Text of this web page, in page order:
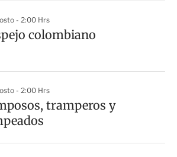
- 2:00 Hrs
colombiano
- 2:00 Hrs
tramperos y